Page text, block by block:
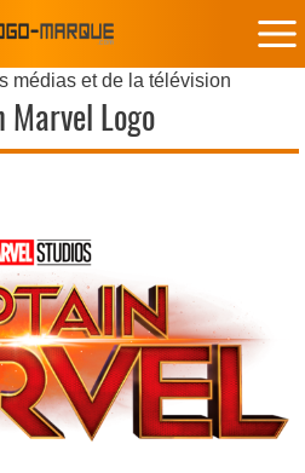
médias et de la télévision
Marvel Logo